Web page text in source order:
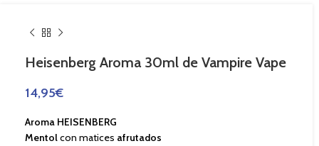
Heisenberg Aroma 30ml de Vampire Vape
14,95€
Aroma HEISENBERG
Mentolcon matices afrutados